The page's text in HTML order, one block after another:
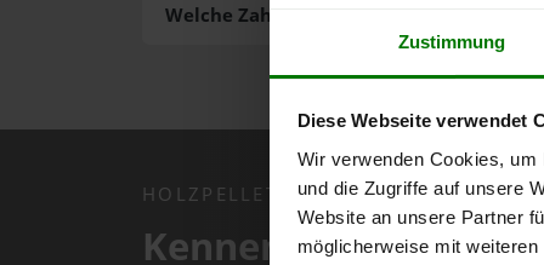
Zustimmung
Diese Webseite verwendet
Wir verwenden Cookies,
und die Zugriffe auf unsere
Website an unsere Partner
möglicherweise mit
Welche Zahlungsarten gibt es?
HOLZPELLETS.NET APP
Kennen Sie schon